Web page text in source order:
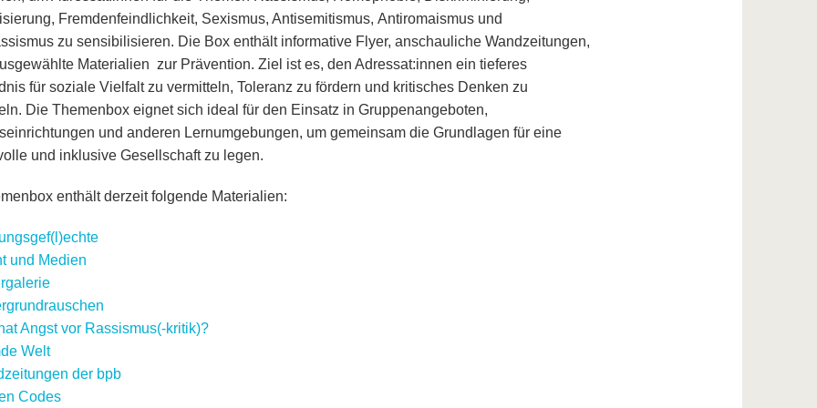
Fremdenfeindlichkeit, Sexismus, Antisemitismus, Antiromaismus und
zu sensibilisieren. Die Box enthält informative Flyer, anschauliche Wandzeitungen,
Materialien zur Prävention. Ziel ist es, den Adressat:innen ein tieferes
für soziale Vielfalt zu vermitteln, Toleranz zu fördern und kritisches Denken zu
Die Themenbox eignet sich ideal für den Einsatz in Gruppenangeboten,
und anderen Lernumgebungen, um gemeinsam die Grundlagen für eine
und inklusive Gesellschaft zu legen.
enthält derzeit folgende Materialien:
und Medien
Angst vor Rassismus(-kritik)?
Welt
der bpb
Codes